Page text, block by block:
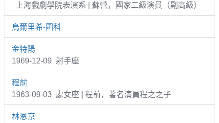
上海戲劇學院表演系 | 蘇營，國家二級演員（副高級）
烏爾里希-圖科
金特陽
1969-12-09 射手座
程前
1963-09-03 處女座 | 程前，著名演員程之之子
林恩京